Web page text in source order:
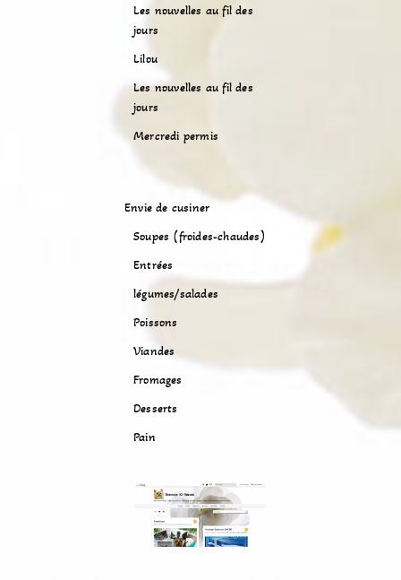
Les nouvelles au fil des
jours
Lilou
Les nouvelles au fil des
jours
Mercredi permis
Envie de cusiner
Soupes (froides-chaudes)
Entrées
légumes/salades
Poissons
Viandes
Fromages
Desserts
Pain